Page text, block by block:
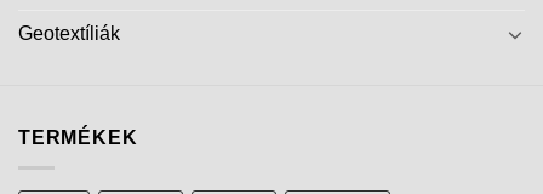
Geotextíliák
TERMÉKEK